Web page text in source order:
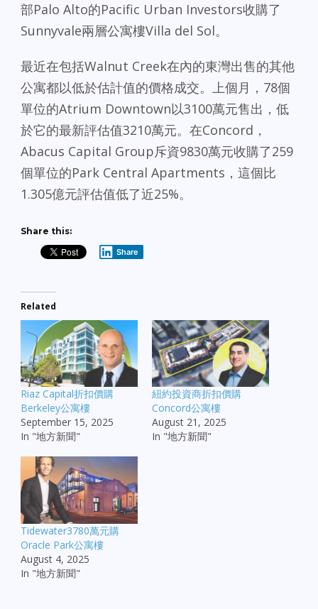
部Palo Alto的Pacific Urban Investors收購了
Sunnyvale兩層公寓樓Villa del Sol。
最近在包括Walnut Creek在內的東灣出售的其他
公寓都以低於估計值的價格成交。上個月，78個
單位的Atrium Downtown以3100萬元售出，低
於它的最新評估值3210萬元。在Concord，
Abacus Capital Group斥資9830萬元收購了259
個單位的Park Central Apartments，這個比
1.305億元評估值低了近25%。
Share this:
Share
Related
Riaz Capital折扣價購
Berkeley公寓樓
September 15, 2025
In "地方新聞"
紐約投資商折扣價購
Concord公寓樓
August 21, 2025
In "地方新聞"
Tidewater3780萬元購
Oracle Park公寓樓
August 4, 2025
In "地方新聞"